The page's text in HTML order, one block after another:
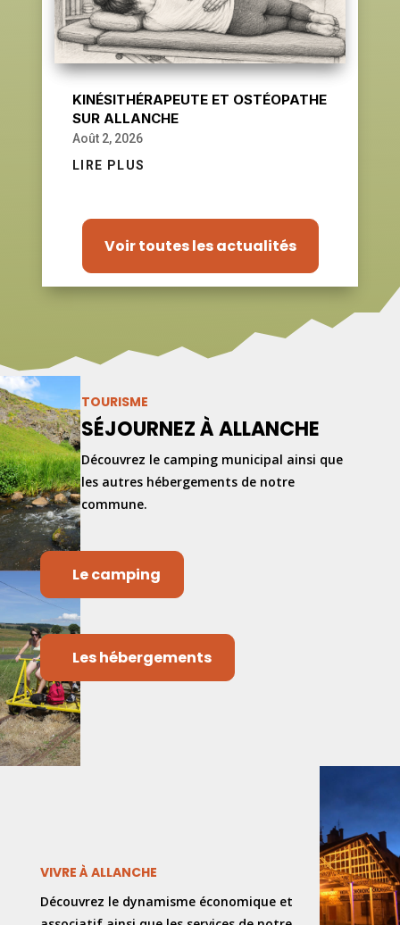
KINÉSITHÉRAPEUTE ET OSTÉOPATHE
SUR ALLANCHE
Août 2, 2026
LIRE PLUS
Voir toutes les actualités
TOURISME
SÉJOURNEZ À ALLANCHE
Découvrez le camping municipal ainsi que
les autres hébergements de notre
commune.
Le camping
Les hébergements
VIVRE À ALLANCHE
Découvrez le dynamisme économique et